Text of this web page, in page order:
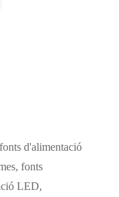
d'alimentació
fonts
LED,